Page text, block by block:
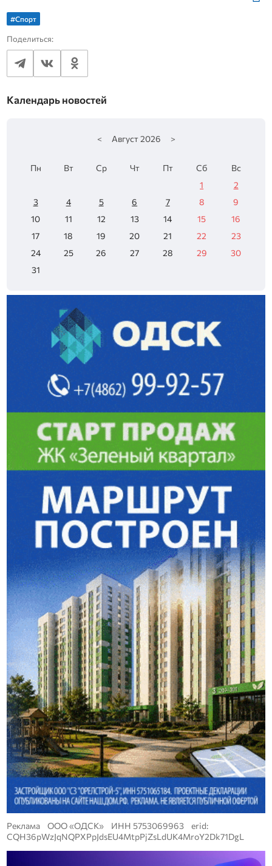
#Спорт
Поделиться:
Календарь новостей
< Август 2026 >
Пн Вт Ср Чт Пт Сб
Вс
1
2
3
4 5 6 7 8
9
10
11 12 13 14 15
16
17
18 19 20 21 22
23
24
25 26 27 28 29
30
31
Реклама ООО «ОДСК» ИНН 5753069963 erid:
CQH36pWzJqNQPXPpJdsEU4MtpPjZsLdUK4MroY2Dk71DgL